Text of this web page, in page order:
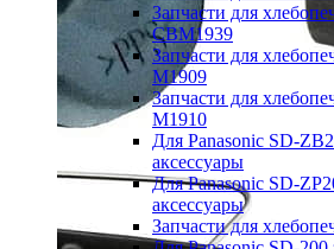
Запчасти для
CBM1939
Запчасти для
M1909
Запчасти для
M1910
Для Panasonic SD-
аксессуары
Для Panasonic SD-
аксессуары
Запчасти для